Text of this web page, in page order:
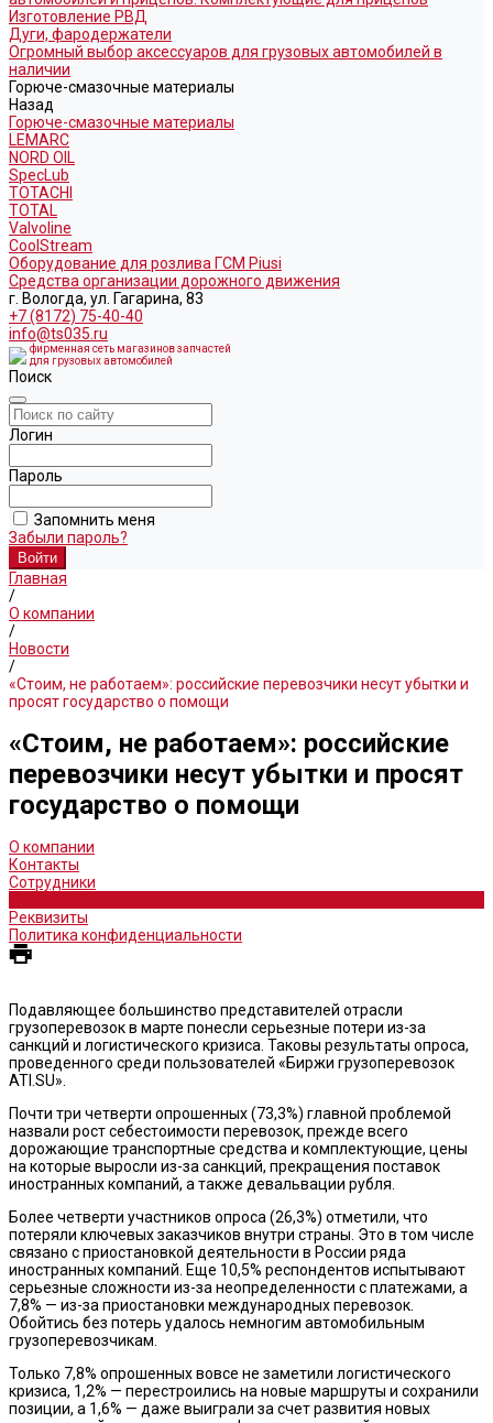
Изготовление РВД
Дуги, фародержатели
Огромный выбор аксессуаров для грузовых автомобилей в
наличии
Горюче-смазочные материалы
Назад
Горюче-смазочные материалы
LEMARC
NORD OIL
SpecLub
TOTACHI
TOTAL
Valvoline
CoolStream
Оборудование для розлива ГСМ Piusi
Средства организации дорожного движения
г. Вологда, ул. Гагарина, 83
+7 (8172) 75-40-40
info@ts035.ru
фирменная сеть магазинов запчастей
для грузовых автомобилей
Поиск
Логин
Пароль
Запомнить меня
Забыли пароль?
Главная
/
О компании
/
Новости
/
«Стоим, не работаем»: российские перевозчики несут убытки и
просят государство о помощи
«Стоим, не работаем»: российские
перевозчики несут убытки и просят
государство о помощи
О компании
Контакты
Сотрудники
Реквизиты
Политика конфиденциальности
Подавляющее большинство представителей отрасли
грузоперевозок в марте понесли серьезные потери из-за
санкций и логистического кризиса. Таковы результаты опроса,
проведенного среди пользователей «Биржи грузоперевозок
ATI.SU».
Почти три четверти опрошенных (73,3%) главной проблемой
назвали рост себестоимости перевозок, прежде всего
дорожающие транспортные средства и комплектующие, цены
на которые выросли из-за санкций, прекращения поставок
иностранных компаний, а также девальвации рубля.
Более четверти участников опроса (26,3%) отметили, что
потеряли ключевых заказчиков внутри страны. Это в том числе
связано с приостановкой деятельности в России ряда
иностранных компаний. Еще 10,5% респондентов испытывают
серьезные сложности из-за неопределенности с платежами, а
7,8% — из-за приостановки международных перевозок.
Обойтись без потерь удалось немногим автомобильным
грузоперевозчикам.
Только 7,8% опрошенных вовсе не заметили логистического
кризиса, 1,2% — перестроились на новые маршруты и сохранили
позиции, а 1,6% — даже выиграли за счет развития новых